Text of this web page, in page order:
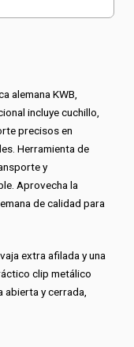
alemana KWB,
incluye cuchillo,
precisos en
Herramienta de
y
Aprovecha la
de calidad para
extra afilada y una
clip metálico
y cerrada,